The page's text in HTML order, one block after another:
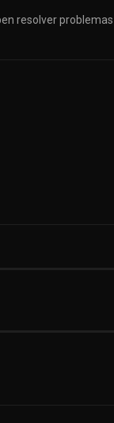
resolver